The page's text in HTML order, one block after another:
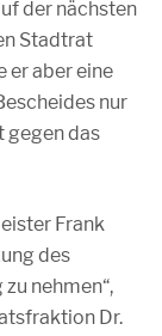
der nächsten
Stadtrat
er aber eine
nur
gegen das
Frank
des
nehmen“,
Dr.